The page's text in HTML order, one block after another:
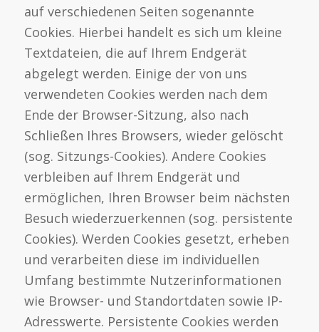
auf verschiedenen Seiten sogenannte
Cookies. Hierbei handelt es sich um kleine
Textdateien, die auf Ihrem Endgerät
abgelegt werden. Einige der von uns
verwendeten Cookies werden nach dem
Ende der Browser-Sitzung, also nach
Schließen Ihres Browsers, wieder gelöscht
(sog. Sitzungs-Cookies). Andere Cookies
verbleiben auf Ihrem Endgerät und
ermöglichen, Ihren Browser beim nächsten
Besuch wiederzuerkennen (sog. persistente
Cookies). Werden Cookies gesetzt, erheben
und verarbeiten diese im individuellen
Umfang bestimmte Nutzerinformationen
wie Browser- und Standortdaten sowie IP-
Adresswerte. Persistente Cookies werden